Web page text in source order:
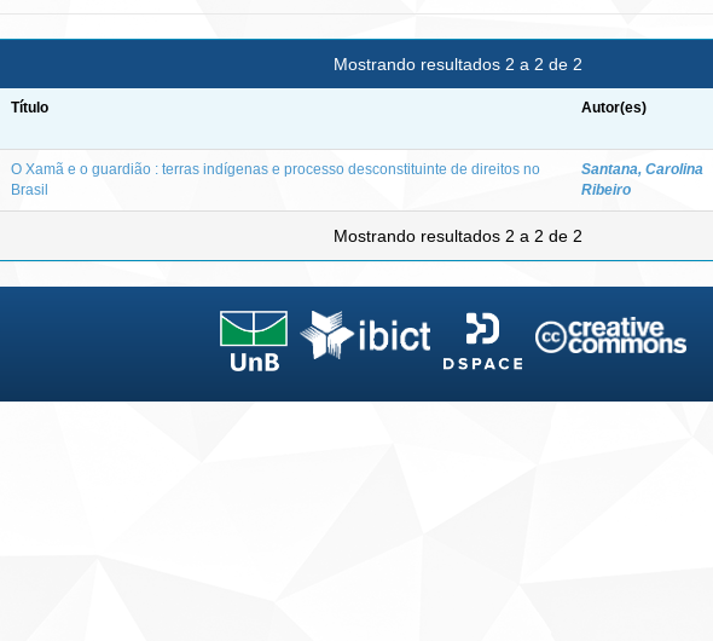
Mostrando resultados 2 a 2 de 2
Título Autor(es)
O Xamã e o guardião : terras indígenas e processo desconstituinte de direitos no
Brasil
Santana, Carolina
Ribeiro
Mostrando resultados 2 a 2 de 2